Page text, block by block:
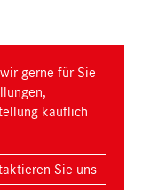
gerne für Sie
käuflich
Sie uns